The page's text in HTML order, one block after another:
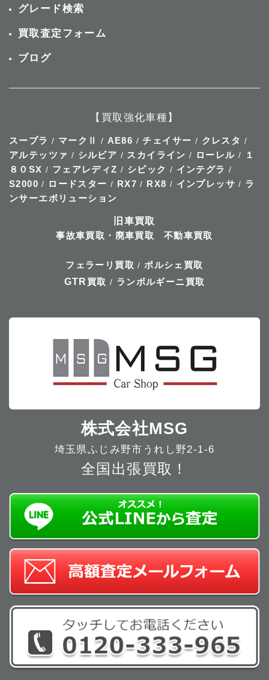
グレード検索
買取査定フォーム
ブログ
【買取強化車種】
スープラ / マークⅡ / AE86 /チェイサー / クレスタ /
アルテッツァ / シルビア / スカイライン / ローレル /
１
８０SX / フェアレディZ / シビック / インテグラ /
S2000 / ロードスター / RX7 / RX8 / インプレッサ / ラ
ンサーエボリューション
旧車買取
事故車買取・廃車買取
不動車買取
フェラーリ買取 / ポルシェ買取
GTR 買取 / ランボルギーニ買取
株式会社MSG
埼玉県ふじみ野市うれし野2-1-6
全国出張買取！